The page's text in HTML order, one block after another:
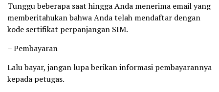
Tunggu beberapa saat hingga Anda menerima email yang
memberitahukan bahwa Anda telah mendaftar dengan
kode sertifikat perpanjangan SIM.
– Pembayaran
Lalu bayar, jangan lupa berikan informasi pembayarannya
kepada petugas.